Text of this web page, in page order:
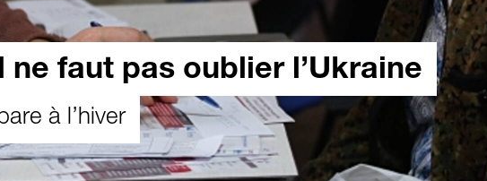
faut pas oublier l’Ukraine
à l’hiver